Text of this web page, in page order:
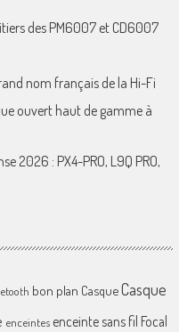
des PM6007 et CD6007
nom français de la Hi-Fi
ouvert haut de gamme à
2026 : PX4-PRO, L9Q PRO,
bon plan CasqueCasque
enceintes enceinte sans fil Focal